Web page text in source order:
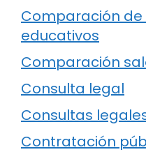
Comparación
educativos
Comparación
Consulta legal
Consultas
Contratación